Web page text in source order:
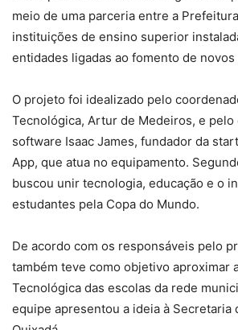
meio de uma parceria entre a
instituições de ensino superior
entidades ligadas ao fomento de
O projeto foi idealizado pelo
Tecnológica, Artur de Medeiros, e
software Isaac James, fundador da
App, que atua no equipamento.
buscou unir tecnologia, educação e o
estudantes pela Copa do Mundo.
De acordo com os responsáveis pelo
também teve como objetivo aproximar
Tecnológica das escolas da rede
equipe apresentou a ideia à Secretaria